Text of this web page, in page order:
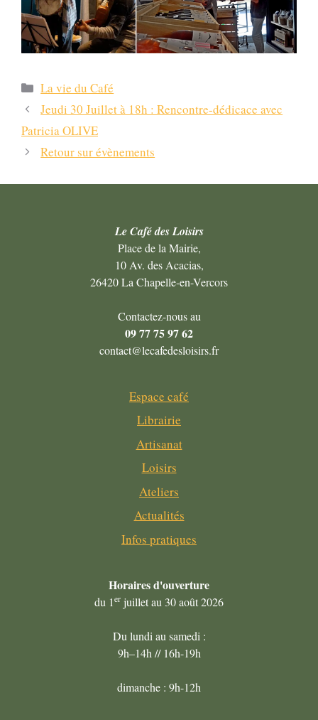
Catégories
La vie du Café
Navigation
des
Jeudi 30 Juillet à 18h : Rencontre-dédicace avec
Patricia OLIVE
Retour sur évènements
Le Café des Loisirs
Place de la Mairie,
10 Av. des Acacias,
26420 La Chapelle-en-Vercors
Contactez-nous au
09 77 75 97 62
contact@lecafedesloisirs.fr
Espace café
Librairie
Artisanat
Loisirs
Ateliers
Actualités
Infos pratiques
Horairesd'ouverture
du 1er juillet au 30 août 2026
Du lundi au samedi :
9h–14h // 16h-19h
dimanche : 9h-12h